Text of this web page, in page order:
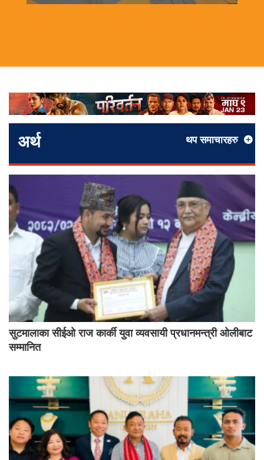
अर्थ थप समाचारहरु
सुटमालाका सीईओ राज कार्की युवा व्यवसायी प्रधानमन्त्री ओलीबाट
सम्मानित